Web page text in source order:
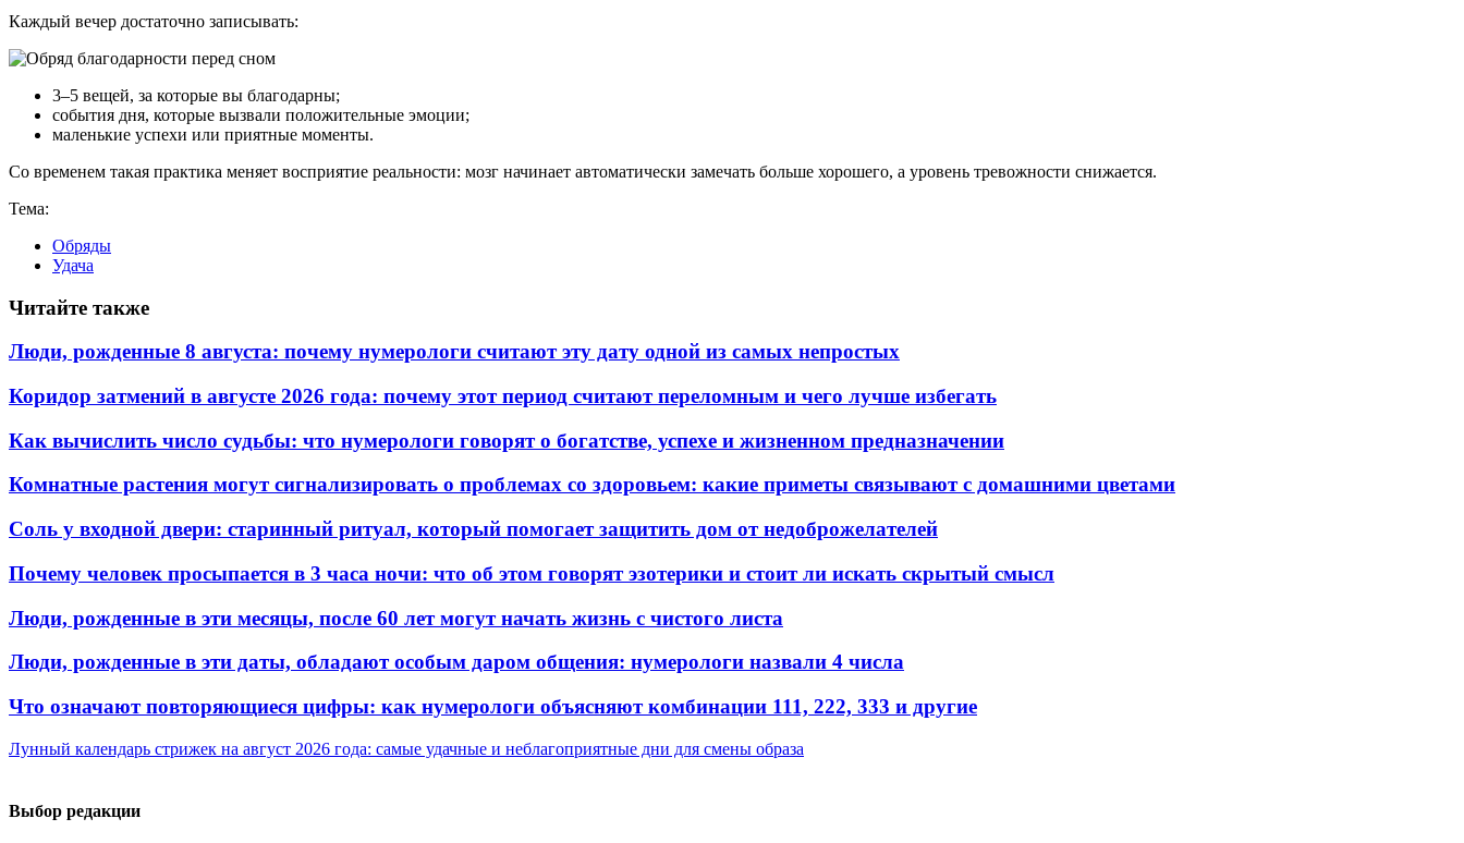
Каждый вечер достаточно записывать:
3–5 вещей, за которые вы благодарны;
события дня, которые вызвали положительные эмоции;
маленькие успехи или приятные моменты.
Со временем такая практика меняет восприятие реальности: мозг начинает автоматически замечать больше хорошего, а уровень тревожности снижается.
Тема:
Обряды
Удача
Читайте также
Люди, рожденные 8 августа: почему нумерологи считают эту дату одной из самых непростых
Коридор затмений в августе 2026 года: почему этот период считают переломным и чего лучше избегать
Как вычислить число судьбы: что нумерологи говорят о богатстве, успехе и жизненном предназначении
Комнатные растения могут сигнализировать о проблемах со здоровьем: какие приметы связывают с домашними цветами
Соль у входной двери: старинный ритуал, который помогает защитить дом от недоброжелателей
Почему человек просыпается в 3 часа ночи: что об этом говорят эзотерики и стоит ли искать скрытый смысл
Люди, рожденные в эти месяцы, после 60 лет могут начать жизнь с чистого листа
Люди, рожденные в эти даты, обладают особым даром общения: нумерологи назвали 4 числа
Что означают повторяющиеся цифры: как нумерологи объясняют комбинации 111, 222, 333 и другие
Лунный календарь стрижек на август 2026 года: самые удачные и неблагоприятные дни для смены образа
Выбор редакции